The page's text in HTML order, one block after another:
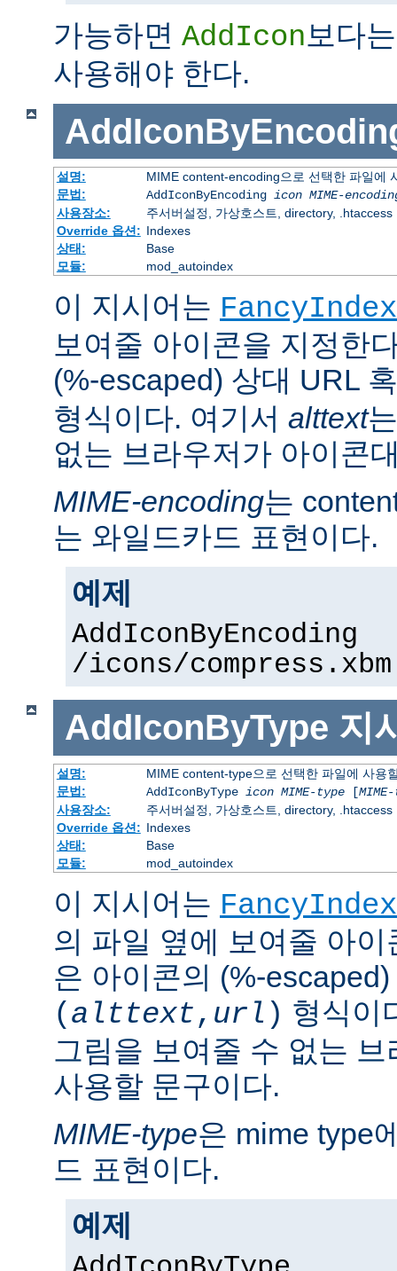
가능하면 AddIcon 보다
사용해야 한다.
설명:
MIME content-encoding으로 선택한 파일에
문법:
AddIconByEncoding icon MIME-
사용장소:
주서버설정, 가상호스트, directory, .htaccess
Override 옵션: Indexes
상태:
Base
모듈:
mod_autoindex
이 지시어는
보여줄 아이콘을 지정한
(%-escaped) 상대 URL
형식이다. 여기서 alttext
없는 브라우저가 아이콘
MIME-encoding는
는 와일드카드 표현이다.
예제
AddIconByEncoding
/icons/
AddIconByType 지
설명:
MIME content-type으로 선택한 파일에 사용
문법:
AddIconByType icon MIME-type[
사용장소:
주서버설정, 가상호스트, directory, .htaccess
Override 옵션: Indexes
상태:
Base
모듈:
mod_autoindex
이 지시어는
의 파일 옆에 보여줄 아
은 아이콘의 (%-
( alttext, url ) 형식이
그림을 보여줄 수 없는
사용할 문구이다.
MIME-type은 mime type
드 표현이다.
예제